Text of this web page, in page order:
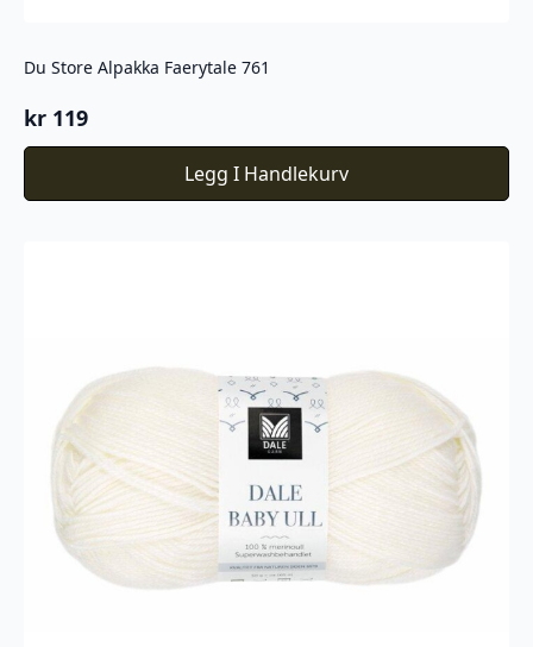
Du Store Alpakka Faerytale 761
kr 119
Legg I Handlekurv